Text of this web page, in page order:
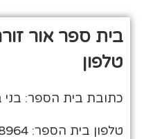
בית ספר אור
טלפון
כתובת בית הספר: בני
טלפון בית הספר: 03-5798964